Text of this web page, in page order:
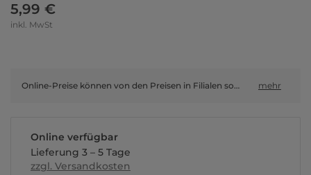
5,99 €
inkl. MwSt
Online-Preise können von den Preisen in Filialen sowie Shop-in-Shop-Flächen abweichen. mehr
Online verfügbar
Lieferung 3 – 5 Tage
zzgl. Versandkosten